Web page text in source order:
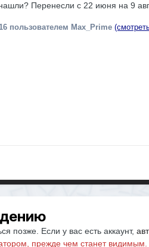
Перенесли с 22 июня на 9
пользователем Max_Prime
позже. Если у вас есть аккаунт,
прежде чем станет видимым.